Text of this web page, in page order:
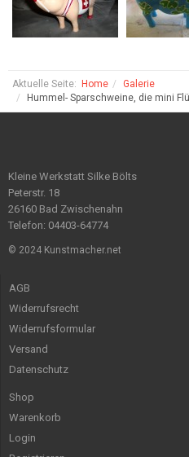
Aktuelle Seite: Home
Galerie
Hummel- Sparschweine, die mini
Kleine Werkstatt Silke Bölts
Peterstr. 18
26160 Bad Zwischenahn
Telefon: 04403-64774
© 2024 Kunstmacher.net
AGB
Widerrufsrecht
Widerrufsformular
Versand
Datenschutz
Shop
Warenkorb
Login